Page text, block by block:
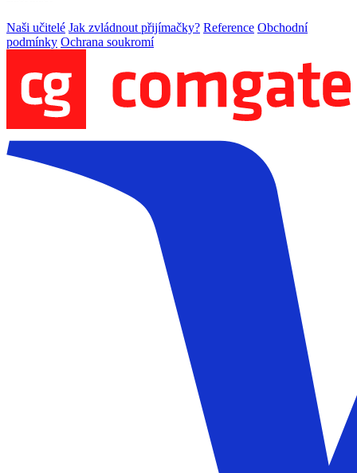
Naši učitelé Jak zvládnout přijímačky? Reference Obchodní
podmínky Ochrana soukromí